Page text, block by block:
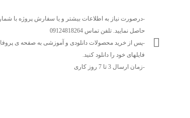
-درصورت نیاز به اطلاعات بیشتر و یا سفارش پروژه با
حاصل نمایید. تلفن تماس 09124818264
-پس از خرید محصولات دانلودی و آموزشی به صفحه ی
فایلهای خود را دانلود کنید.
-زمان ارسال 3 تا 7 روز کاری